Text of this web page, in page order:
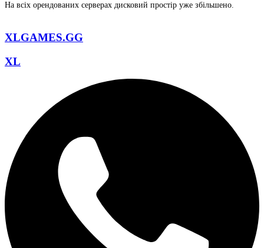
На всіх орендованих серверах дисковий простір уже збільшено.
XLGAMES.GG
XL